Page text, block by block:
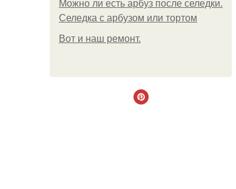
Можно ли есть арбуз после селедки.
Селедка с арбузом или тортом
Boт и наш ремoнт.